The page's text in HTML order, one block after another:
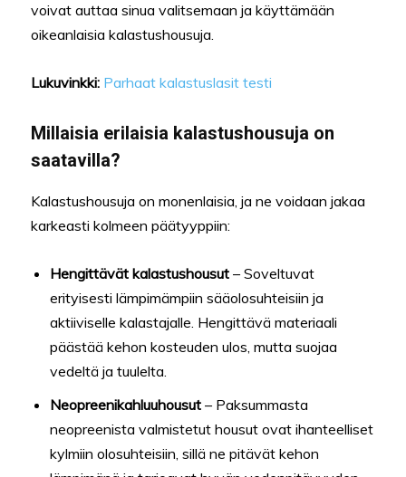
voivat auttaa sinua valitsemaan ja käyttämään
oikeanlaisia kalastushousuja.
Lukuvinkki: Parhaat kalastuslasit testi
Millaisia erilaisia kalastushousuja on
saatavilla?
Kalastushousuja on monenlaisia, ja ne voidaan jakaa
karkeasti kolmeen päätyyppiin:
Hengittävät kalastushousut – Soveltuvat
erityisesti lämpimämpiin sääolosuhteisiin ja
aktiiviselle kalastajalle. Hengittävä materiaali
päästää kehon kosteuden ulos, mutta suojaa
vedeltä ja tuulelta.
Neopreenikahluuhousut – Paksummasta
neopreenista valmistetut housut ovat ihanteelliset
kylmiin olosuhteisiin, sillä ne pitävät kehon